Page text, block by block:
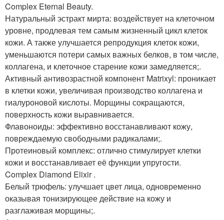
Complex Eternal Beauty.
Натуральный эстракт мирта: воздействует на клеточном
уровне, продлевая тем самым жизненный цикл клеток
кожи. А также улучшается репродукция клеток кожи,
уменьшаются потери самых важных белков, в том числе,
коллагена, и клеточное старение кожи замедляется;.
Активный антивозрастной компонент Matrixyl: проникает
в клетки кожи, увеличивая производство коллагена и
гиалуроновой кислоты. Морщины сокращаются,
поверхность кожи выравнивается.
Флавоноиды: эффективно восстанавливают кожу,
повреждаемую свободными радикалами;.
Протеиновый комплекс: отлично стимулирует клетки
кожи и восстанавливает её функции упругости.
Complex Diamond Elixir .
Белый трюфель: улучшает цвет лица, одновременно
оказывая тонизирующее действие на кожу и
разглаживая морщины;.